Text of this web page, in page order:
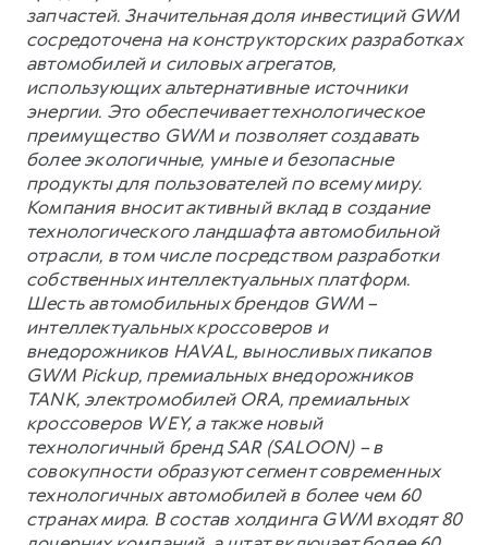
запчастей. Значительная доля инвестиций GWM
сосредоточена на конструкторских разработках
автомобилей и силовых агрегатов,
использующих альтернативные источники
энергии. Это обеспечивает технологическое
преимущество GWM и позволяет создавать
более экологичные, умные и безопасные
продукты для пользователей по всему миру.
Компания вносит активный вклад в создание
технологического ландшафта автомобильной
отрасли, в том числе посредством разработки
собственных интеллектуальных платформ.
Шесть автомобильных брендов GWM –
интеллектуальных кроссоверов и
внедорожников HAVAL, выносливых пикапов
GWM Pickup, премиальных внедорожников
TANK, электромобилей ORA, премиальных
кроссоверов WEY, а также новый
технологичный бренд SAR (SALOON) – в
совокупности образуют сегмент современных
технологичных автомобилей в более чем 60
странах мира. В состав холдинга GWM входят 80